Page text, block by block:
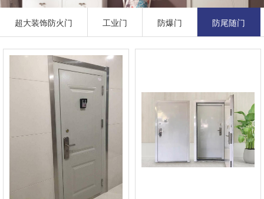
超大装饰防火门 工业门 防爆门 防尾随门